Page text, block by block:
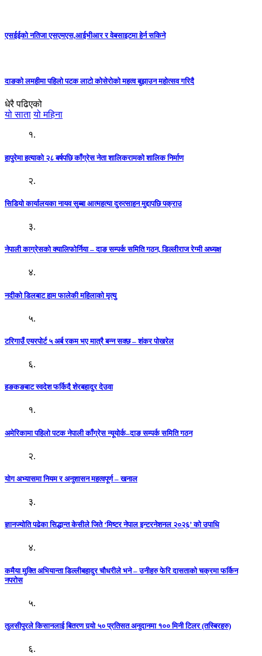
एसईईको नतिजा एसएमएस,आईभीआर र वेबसाइटमा हेर्न सकिने
दाङको लमहीमा पहिलो पटक लाटो कोसेरोको महत्व बुझाउन महोत्सव गरिदै
धेरै पढिएको
यो साता यो महिना
१.
हापुरेमा हत्याको २८ बर्षपछि काँग्रेस नेता शालिकरामको शालिक निर्माण
२.
सिडियो कार्यालयका नायव सुब्बा आत्महत्या दुरुत्साहन मुद्दापछि पक्राउ
३.
नेपाली काग्रेसको क्यालिफोर्निया – दाङ सम्पर्क समिति गठन, डिल्लीराज रेग्मी अध्यक्ष
४.
नदीको डिलबाट हाम फालेकी महिलाको मृत्यु
५.
टरिगाउँ एयरपोर्ट ५ अर्ब रकम भए मात्रै बन्न सक्छ – शंकर पोखरेल
६.
हङकङबाट स्वदेश फर्किदै शेरबहादुर देउवा
१.
अमेरिकामा पहिलो पटक नेपाली काँग्रेस न्यूयोर्क–दाङ सम्पर्क समिति गठन
२.
योग अभ्यासमा नियम र अनुशासन महत्वपूर्ण – खनाल
३.
ज्ञानज्योति पढेका सिद्धान्त केसीले जिते ‘मिष्टर नेपाल इन्टरनेशनल २०२६’ को उपाधि
४.
कमैया मुक्ति अभियान्ता डिल्लीबहादुर चौधरीले भने – उनीहरु फेरि दासताको चक्रमा फर्किन
नपरोस
५.
तुलसीपुरले किसानलाई बितरण गर्‍यो ५० प्रतिसत अनुदानमा १०० मिनी टिलर (तस्बिरहरु)
६.